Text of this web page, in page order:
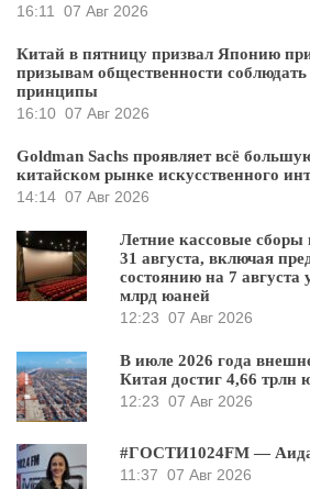
16:11 07 Авг 2026
Китай в пятницу призвал Японию
призывам общественности
принципы
16:10 07 Авг 2026
Goldman Sachs проявляет всё
китайском рынке искусственного
14:14 07 Авг 2026
Летние кассовые сборы
31 августа, включая
состоянию на 7 августа
млрд юаней
12:23 07 Авг 2026
В июле 2026 года
Китая достиг 4,66 трлн
12:23 07 Авг 2026
#ГОСТИ1024FM —
11:37 07 Авг 2026